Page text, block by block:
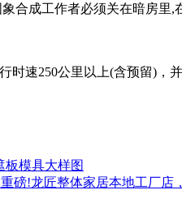
合成工作者必须关在暗房里
时速250公里以上(含预留)，
板模具大样图
磅!龙匠整体家居本地工厂店